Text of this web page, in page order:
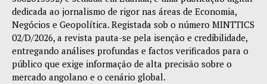
dedicada ao jornalismo de rigor nas áreas de Economia,
Negócios e Geopolítica. Registada sob o número MINTTICS
02/D/2026, a revista pauta-se pela isenção e credibilidade,
entregando análises profundas e factos verificados para o
público que exige informação de alta precisão sobre o
mercado angolano e o cenário global.